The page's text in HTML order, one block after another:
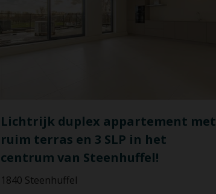
Lichtrijk duplex appartement met
ruim terras en 3 SLP in het
centrum van Steenhuffel!
1840 Steenhuffel